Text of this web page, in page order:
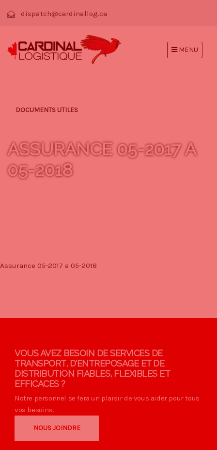
dispatch@cardinallog.ca
MENU
DOCUMENTS UTILES
ASSURANCE 05-2017 A
05-2018
Assurance 05-2017 a 05-2018
VOUS AVEZ BESOIN DE SERVICES DE
TRANSPORT, D'ENTREPOSAGE ET DE
DISTRIBUTION FIABLES, FLEXIBLES ET
EFFICACES ?
Notre personnel se fera un plaisir de vous aider pour tous
vos besoins.
NOUS JOINDRE